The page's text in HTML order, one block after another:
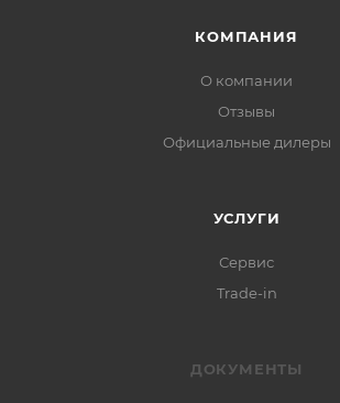
КОМПАНИЯ
О компании
Отзывы
Официальные дилеры
УСЛУГИ
Сервис
Trade-in
ДОКУМЕНТЫ